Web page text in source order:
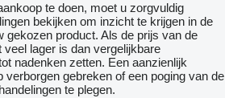
410 NGS 4x2NB - NEW TACHO -
ACC - NAVI - 2 x FUEL TANKS -
te doen, moet u zorgvuldig
bekijken om inzicht te krijgen in de
gekozen product. Als de prijs van de
veel lager is dan vergelijkbare
nadenken zetten. Een aanzienlijk
verborgen gebreken of een poging van de
te plegen.